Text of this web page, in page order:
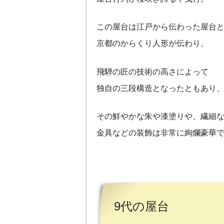
この屋台は江戸から伝わった屋台と
京都のからくり人形が伝わり、
飛騨の匠の技術の高さによって
独自の三段構造となったともあり、
その鮮やかな朱や漆塗りや、繊細
金具などの装飾は非常に絢爛豪華で
9代の屋台